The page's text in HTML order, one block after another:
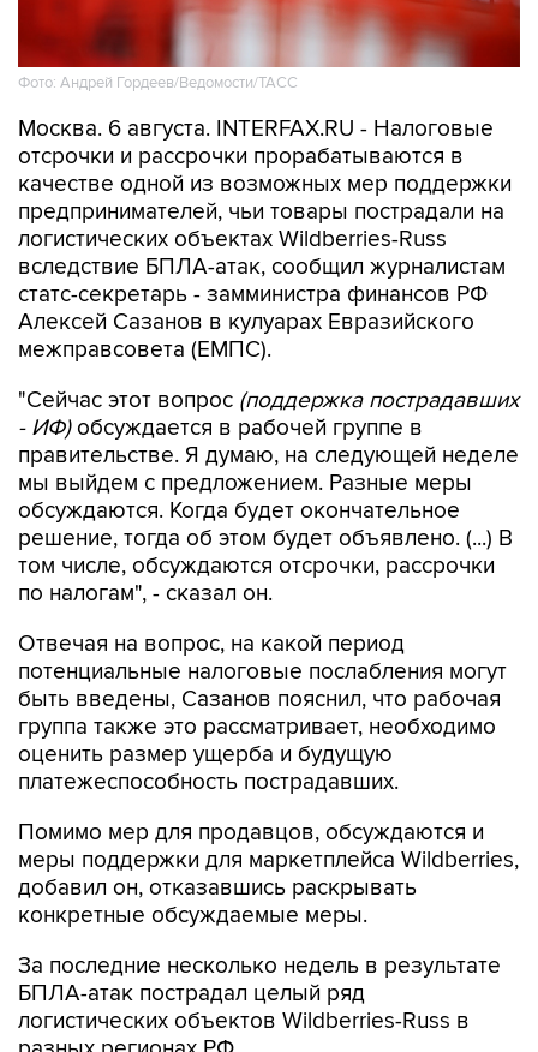
Фото: Андрей Гордеев/Ведомости/ТАСС
Москва. 6 августа. INTERFAX.RU - Налоговые
отсрочки и рассрочки прорабатываются в
качестве одной из возможных мер поддержки
предпринимателей, чьи товары пострадали на
логистических объектах Wildberries-Russ
вследствие БПЛА-атак, сообщил журналистам
статс-секретарь - замминистра финансов РФ
Алексей Сазанов в кулуарах Евразийского
межправсовета (ЕМПС).
"Сейчас этот вопрос (поддержка пострадавших
- ИФ)обсуждается в рабочей группе в
правительстве. Я думаю, на следующей неделе
мы выйдем с предложением. Разные меры
обсуждаются. Когда будет окончательное
решение, тогда об этом будет объявлено. (...) В
том числе, обсуждаются отсрочки, рассрочки
по налогам", - сказал он.
Отвечая на вопрос, на какой период
потенциальные налоговые послабления могут
быть введены, Сазанов пояснил, что рабочая
группа также это рассматривает, необходимо
оценить размер ущерба и будущую
платежеспособность пострадавших.
Помимо мер для продавцов, обсуждаются и
меры поддержки для маркетплейса Wildberries,
добавил он, отказавшись раскрывать
конкретные обсуждаемые меры.
За последние несколько недель в результате
БПЛА-атак пострадал целый ряд
логистических объектов Wildberries-Russ в